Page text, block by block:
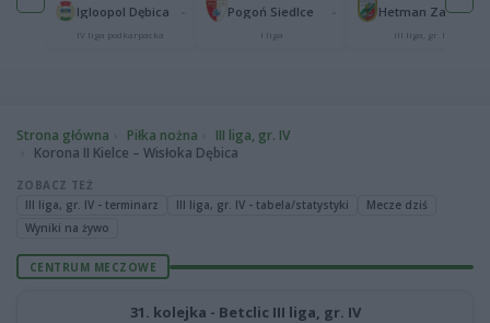
25
Igloopol Dębica
IV liga podkarpacka
Pogoń Siedlce
I liga
Hetman Zamość
III liga, gr. IV
Strona główna Piłka nożna
III liga, gr. IV
Korona II Kielce – Wisłoka Dębica
ZOBACZ TEŻ
III liga, gr. IV - terminarz
III liga, gr. IV - tabela/statystyki
Mecze dziś
Wyniki na żywo
CENTRUM MECZOWE
31. kolejka - Betclic III liga, gr. IV